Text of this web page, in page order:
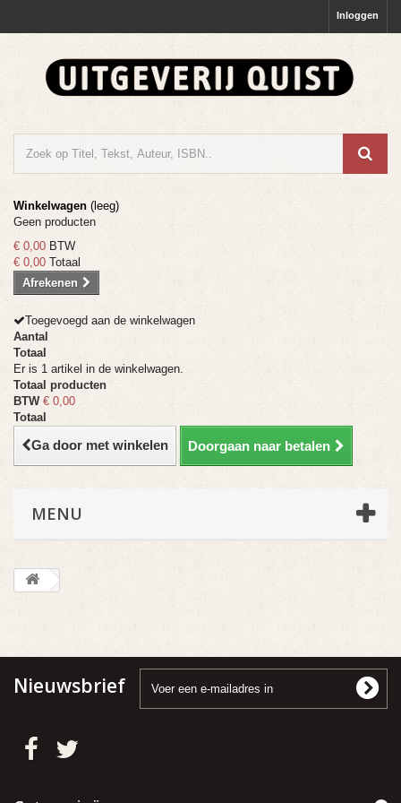
Inloggen
Winkelwagen (leeg)
Geen producten
€ 0,00 BTW
€ 0,00 Totaal
Afrekenen
Toegevoegd aan de winkelwagen
Aantal
Totaal
Er is 1 artikel in de winkelwagen.
Totaal producten
BTW € 0,00
Totaal
Ga door met winkelen Doorgaan naar betalen
MENU
Nieuwsbrief